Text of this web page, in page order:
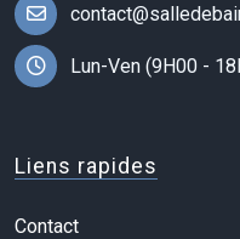
Lun-Ven (9H00 -
Liens rapides
Contact